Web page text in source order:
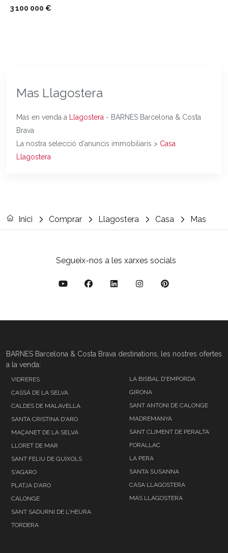
3 100 000 €
Mas Llagostera
Mas en venda a Llagostera - BARNES Barcelona & Costa
Brava
La nostra selecció d'anuncis immobiliaris > Casa
Llagostera
Inici Comprar Llagostera Casa Mas
Segueix-nos a les xarxes socials
BARNES Barcelona & Costa Brava destinations, les nostres ofertes
a la venda:
VIDRERES
CASSÁ DE LA SELVA
CALDES DE MALAVELLA
SANTA CRISTINA D'ARO
MAÇANET DE LA SELVA
LLORET DE MAR
SANT FELIU DE GUÍXOLS
S'AGARO
PLATJA D'ARO
CALONGE
SANT SADURNI DE L'HEURA
TORDERA
LA BISBAL D'EMPORDA
GIRONA
SANT ANTONI DE CALONGE
MADREMANYA
SANT CLIMENT DE PERALTA
FORALLAC
LA PERA
SANTA SUSANNA
CASA LLAGOSTERA
MAS LLAGOSTERA